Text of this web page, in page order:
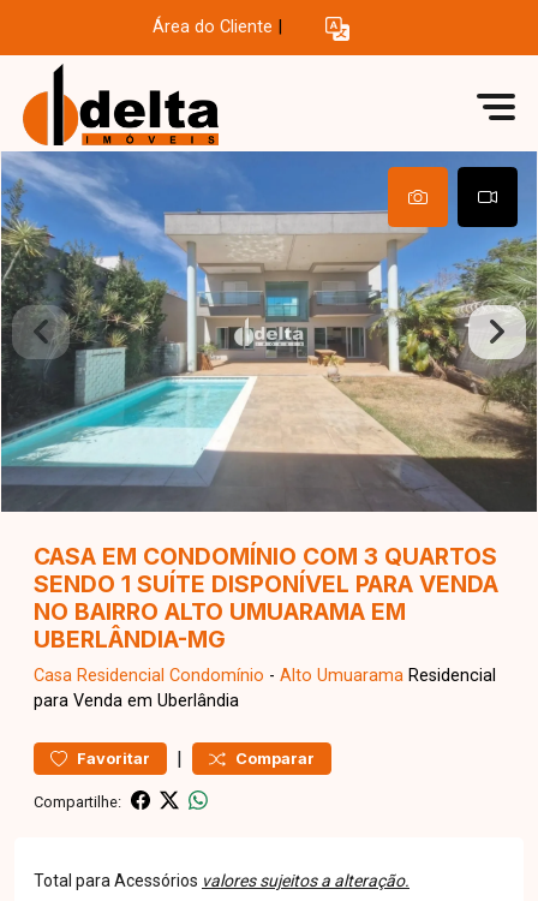
Área do Cliente
CASA EM CONDOMÍNIO COM 3 QUARTOS
SENDO 1 SUÍTE DISPONÍVEL PARA VENDA
NO BAIRRO ALTO UMUARAMA EM
UBERLÂNDIA-MG
Casa Residencial Condomínio - Alto Umuarama Residencial
para Venda em Uberlândia
Favoritar | Comparar
Compartilhe:
Total para Acessórios valores sujeitos a alteração.